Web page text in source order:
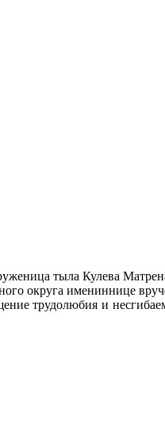
тыла Кулева
округа имениннице
трудолюбия и